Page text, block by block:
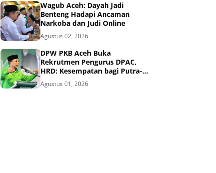
Wagub Aceh: Dayah Jadi
Benteng Hadapi Ancaman
Narkoba dan Judi Online
Agustus 02, 2026
DPW PKB Aceh Buka
Rekrutmen Pengurus DPAC,
HRD: Kesempatan bagi Putra-
Putri Terbaik Aceh
Agustus 01, 2026